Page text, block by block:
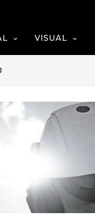
 VISUAL 